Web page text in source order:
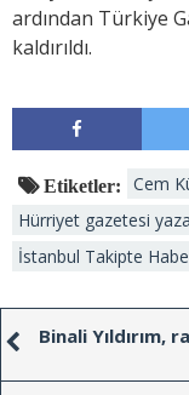
ardından Türkiye
kaldırıldı.
Etiketler: Cem
Hürriyet gazetesi
İstanbul Takipte
Binali Yıldırım,